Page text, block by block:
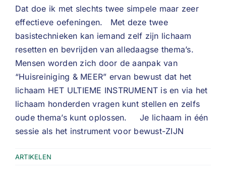
Dat doe ik met slechts twee simpele maar zeer
effectieve oefeningen. Met deze twee
basistechnieken kan iemand zelf zijn lichaam
resetten en bevrijden van alledaagse thema’s.
Mensen worden zich door de aanpak van
“Huisreiniging & MEER” ervan bewust dat het
lichaam HET ULTIEME INSTRUMENT is en via het
lichaam honderden vragen kunt stellen en zelfs
oude thema’s kunt oplossen. Je lichaam in één
sessie als het instrument voor bewust-ZIJN
ARTIKELEN